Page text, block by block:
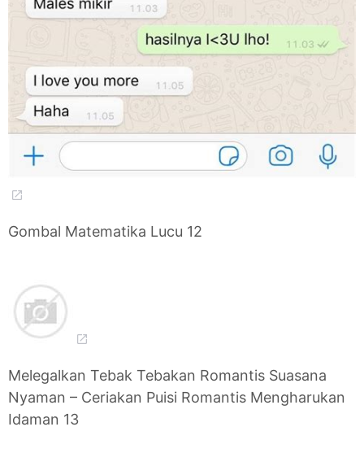
Gombal Matematika Lucu 12
Melegalkan Tebak Tebakan Romantis Suasana
Nyaman – Ceriakan Puisi Romantis Mengharukan
Idaman 13